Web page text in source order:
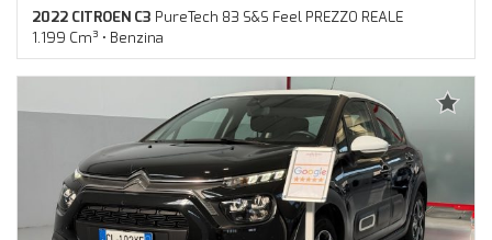
2022 CITROEN C3 PureTech 83 S&S Feel PREZZO REALE
1.199 Cm³ • Benzina
52.200 Km • Cambio Manuale (5) • Argento metallizzato • 5
Porte • ABS • Airbag • Airbag laterali • Airbag Passeggero •
Airbag testa • Autoradio digitale • Bluetooth • Chiusura
centralizzata • Climatizzatore • Controllo elettronico della
corsia • Cruise Control • ESP • Immobilizzatore elettronico •
Riconoscimento dei segnali stradali • Servosterzo